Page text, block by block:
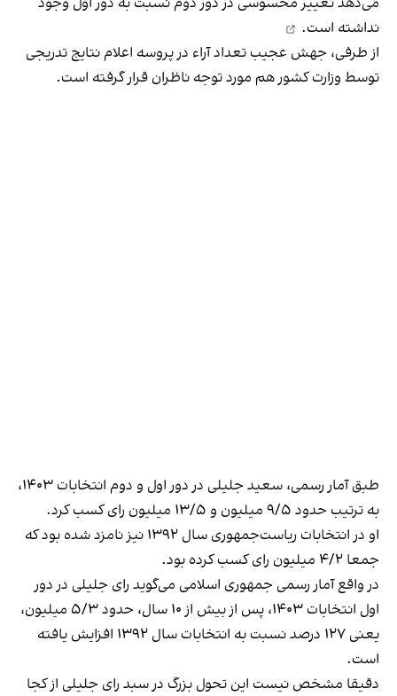
نداشته است.
از طرفی، جهش عجیب تعداد آراء در پروسه اعلام نتایج تدریجی
توسط وزارت کشور هم مورد توجه ناظران قرار گرفته است.
طبق آمار رسمی، سعید جلیلی در دور اول و دوم انتخابات ۱۴۰۳،
به ترتیب حدود ۹/۵ میلیون و ۱۳/۵ میلیون رای کسب کرد.
او در انتخابات ریاست‌جمهوری سال ۱۳۹۲ نیز نامزد شده بود که
جمعا ۴/۲ میلیون رای کسب کرده بود.
در واقع آمار رسمی جمهوری اسلامی می‌گوید رای جلیلی در دور
اول انتخابات ۱۴۰۳، پس از بیش از ۱۰ سال، حدود ۵/۳ میلیون،
یعنی ۱۲۷ درصد نسبت به انتخابات سال ۱۳۹۲ افزایش یافته
است.
دقیقا مشخص نیست این تحول بزرگ در سبد رای جلیلی از کجا